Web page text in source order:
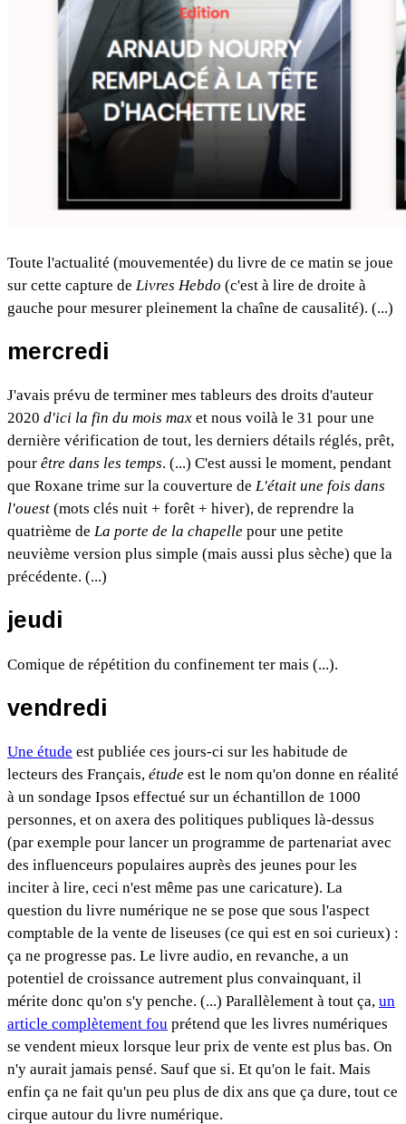
Toute l'actualité (mouvementée) du livre de ce matin se joue
sur cette capture de Livres Hebdo (c'est à lire de droite à
gauche pour mesurer pleinement la chaîne de causalité). (...)
mercredi
J'avais prévu de terminer mes tableurs des droits d'auteur
2020 d'ici la fin du mois max et nous voilà le 31 pour une
dernière vérification de tout, les derniers détails réglés, prêt,
pour être dans les temps. (...) C'est aussi le moment, pendant
que Roxane trime sur la couverture de L'était une fois dans
l'ouest (mots clés nuit + forêt + hiver), de reprendre la
quatrième de La porte de la chapelle pour une petite
neuvième version plus simple (mais aussi plus sèche) que la
précédente. (...)
jeudi
Comique de répétition du confinement ter mais (...).
vendredi
Une étude est publiée ces jours-ci sur les habitude de
lecteurs des Français, étude est le nom qu'on donne en réalité
à un sondage Ipsos effectué sur un échantillon de 1000
personnes, et on axera des politiques publiques là-dessus
(par exemple pour lancer un programme de partenariat avec
des influenceurs populaires auprès des jeunes pour les
inciter à lire, ceci n'est même pas une caricature). La
question du livre numérique ne se pose que sous l'aspect
comptable de la vente de liseuses (ce qui est en soi curieux) :
ça ne progresse pas. Le livre audio, en revanche, a un
potentiel de croissance autrement plus convainquant, il
mérite donc qu'on s'y penche. (...) Parallèlement à tout ça, un
article complètement fou prétend que les livres numériques
se vendent mieux lorsque leur prix de vente est plus bas. On
n'y aurait jamais pensé. Sauf que si. Et qu'on le fait. Mais
enfin ça ne fait qu'un peu plus de dix ans que ça dure, tout ce
cirque autour du livre numérique.